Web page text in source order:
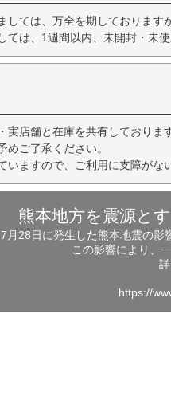
しては、万全を期しておりま
ては、1週間以内、未開封・未使
実店舗と在庫を共有しており
めご了承ください。
いますので、ご利用に支障がな
熊本地方を震源と
7月28日に発生した熊本地震の影
この影響により、
https://